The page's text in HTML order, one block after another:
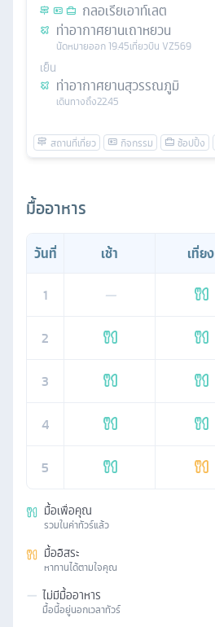
กลอเรียเอาท์เลต
ท่าอากาศยานเถาหยวน
นัดหมายออก19.45เที่ยวบิน VZ569
เย็น
ท่าอากาศยานสุวรรณภูมิ
เดินทางถึง22.45
มื้ออาหาร
วันที่ เช้า เที่ยง
1
—
2
3
4
5
มื้อเพื่อคุณ
รวมในค่าทัวร์แล้ว
มื้ออิสระ
หาทานได้ตามใจคุณ
— ไม่มีมื้ออาหาร
มื้อนี้อยู่นอกเวลาทัวร์